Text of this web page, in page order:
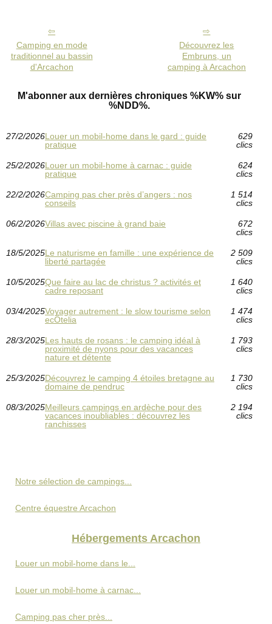
Camping en mode
traditionnel au bassin
d'Arcachon
Découvrez les
Embruns, un
camping à Arcachon
M'abonner aux dernières chroniques %KW% sur
%NDD%.
27/2/2026Louer un mobil-home dans le gard : guide
pratique
629
clics
25/2/2026Louer un mobil-home à carnac : guide
pratique
624
clics
22/2/2026Camping pas cher près d’angers : nos
conseils
1 514
clics
06/2/2026Villas avec piscine à grand baie
672
clics
18/5/2025Le naturisme en famille : une expérience de
liberté partagée
2 509
clics
10/5/2025Que faire au lac de christus ? activités et
cadre reposant
1 640
clics
03/4/2025Voyager autrement : le slow tourisme selon
ecÔtelia
1 474
clics
28/3/2025Les hauts de rosans : le camping idéal à
proximité de nyons pour des vacances
nature et détente
1 793
clics
25/3/2025Découvrez le camping 4 étoiles bretagne au
domaine de pendruc
1 730
clics
08/3/2025Meilleurs campings en ardèche pour des
vacances inoubliables : découvrez les
ranchisses
2 194
clics
Notre sélection de campings...
Centre équestre Arcachon
Hébergements Arcachon
Louer un mobil-home dans le...
Louer un mobil-home à carnac...
Camping pas cher près...